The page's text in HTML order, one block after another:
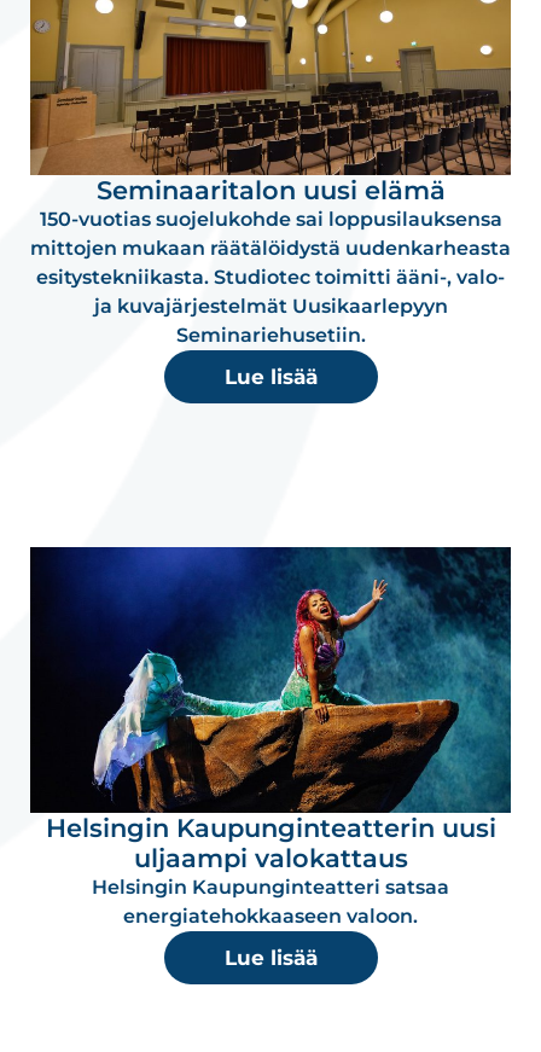
Seminaaritalon uusi elämä
150-vuotias suojelukohde sai loppusilauksensa
mittojen mukaan räätälöidystä uudenkarheasta
esitystekniikasta. Studiotec toimitti ääni-, valo-
ja kuvajärjestelmät Uusikaarlepyyn
Seminariehusetiin.
Lue lisää
Helsingin Kaupunginteatterin uusi
uljaampi valokattaus
Helsingin Kaupunginteatteri satsaa
energiatehokkaaseen valoon.
Lue lisää